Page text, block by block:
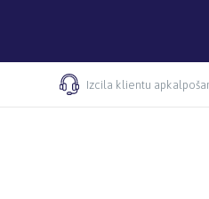
Izcila klientu